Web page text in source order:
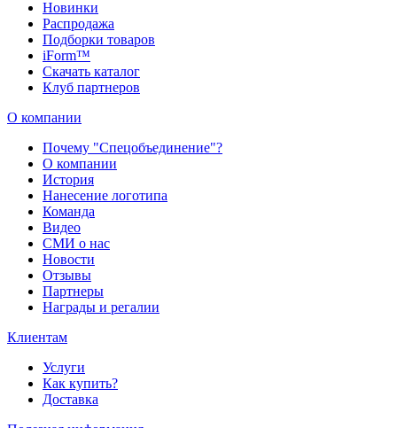
Новинки
Распродажа
Подборки товаров
iForm™
Скачать каталог
Клуб партнеров
О компании
Почему "Спецобъединение"?
О компании
История
Нанесение логотипа
Команда
Видео
СМИ о нас
Новости
Отзывы
Партнеры
Награды и регалии
Клиентам
Услуги
Как купить?
Доставка